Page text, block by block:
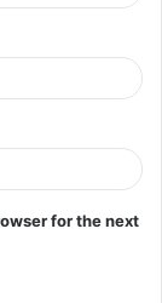
for the next